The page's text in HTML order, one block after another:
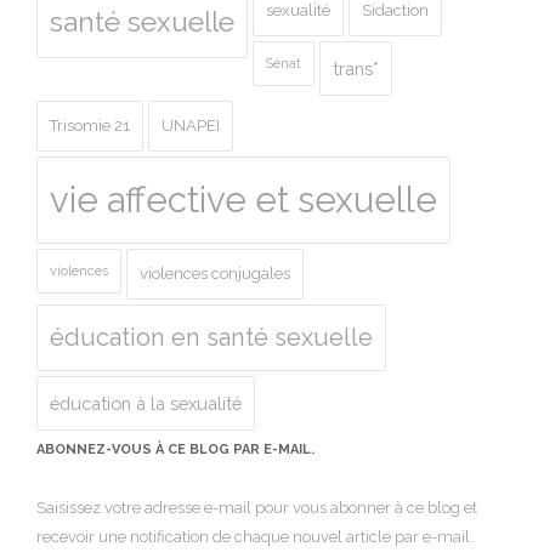
santé sexuelle sexualité Sidaction
Sénat trans*
Trisomie 21 UNAPEI
vie affective et sexuelle
violences violences conjugales
éducation en santé sexuelle
éducation à la sexualité
ABONNEZ-VOUS À CE BLOG PAR E-MAIL.
Saisissez votre adresse e-mail pour vous abonner à ce blog et
recevoir une notification de chaque nouvel article par e-mail.